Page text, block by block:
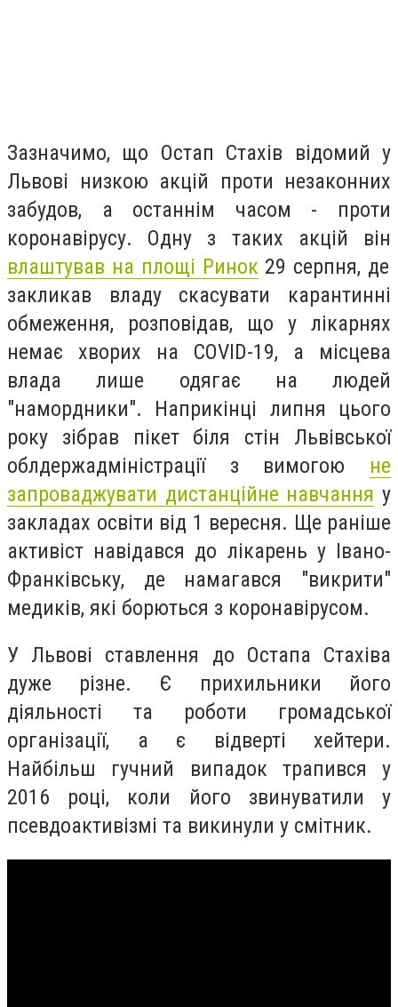
Зазначимо, що Остап Стахів відомий у
Львові низкою акцій проти незаконних
забудов, а останнім часом - проти
коронавірусу. Одну з таких акцій він
влаштував на площі Ринок 29 серпня, де
закликав владу скасувати карантинні
обмеження, розповідав, що у лікарнях
немає хворих на COVID-19, а місцева
влада лише одягає на людей
"намордники". Наприкінці липня цього
року зібрав пікет біля стін Львівської
облдержадміністрації з вимогою не
запроваджувати дистанційне навчання у
закладах освіти від 1 вересня. Ще раніше
активіст навідався до лікарень у Івано-
Франківську, де намагався "викрити"
медиків, які борються з коронавірусом.
У Львові ставлення до Остапа Стахіва
дуже різне. Є прихильники його
діяльності та роботи громадської
організації, а є відверті хейтери.
Найбільш гучний випадок трапився у
2016 році, коли його звинуватили у
псевдоактивізмі та викинули у смітник.